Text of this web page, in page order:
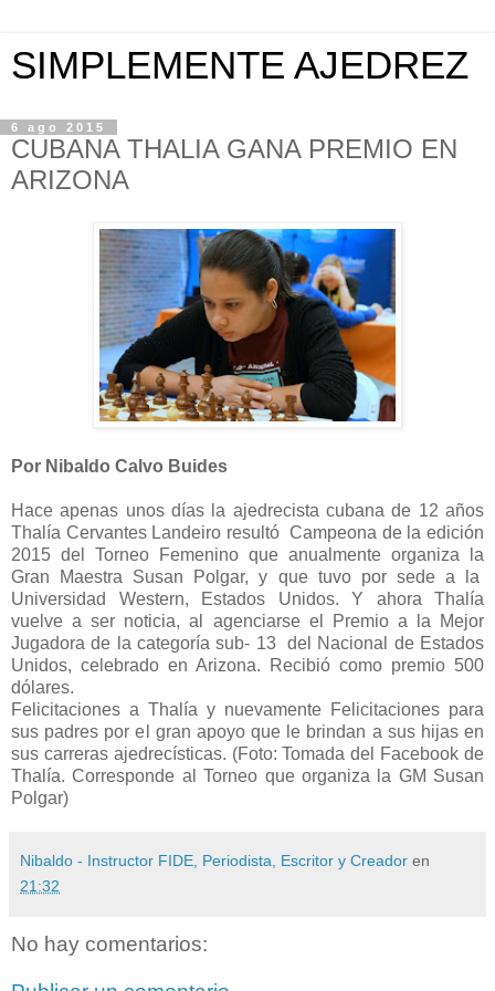
SIMPLEMENTE AJEDREZ
6 ago 2015
CUBANA THALIA GANA PREMIO EN
ARIZONA
Por Nibaldo Calvo Buides
Hace apenas unos días la ajedrecista cubana de 12 años
Thalía Cervantes Landeiro resultó Campeona de la edición
2015 del Torneo Femenino que anualmente organiza la
Gran Maestra Susan Polgar, y que tuvo por sede a la
Universidad Western, Estados Unidos. Y ahora Thalía
vuelve a ser noticia, al agenciarse el Premio a la Mejor
Jugadora de la categoría sub- 13 del Nacional de Estados
Unidos, celebrado en Arizona. Recibió como premio 500
dólares.
Felicitaciones a Thalía y nuevamente Felicitaciones para
sus padres por el gran apoyo que le brindan a sus hijas en
sus carreras ajedrecísticas. (Foto: Tomada del Facebook de
Thalía. Corresponde al Torneo que organiza la GM Susan
Polgar)
Nibaldo - Instructor FIDE, Periodista, Escritor y Creador en
21:32
No hay comentarios: